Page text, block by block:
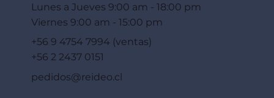
Lunes a Jueves 9:00 am - 18:00 pm
Viernes 9:00 am - 15:00 pm
+56 9 4754 7994 (ventas)
+56 2 2437 0151
pedidos@reideo.cl